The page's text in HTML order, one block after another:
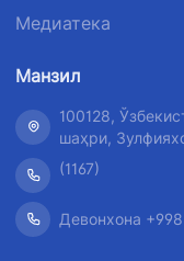
Медиатека
Манзил
100128,
шаҳри,
(1167)
Девонхона